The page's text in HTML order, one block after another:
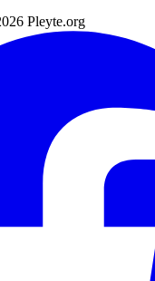
Pleyte.org